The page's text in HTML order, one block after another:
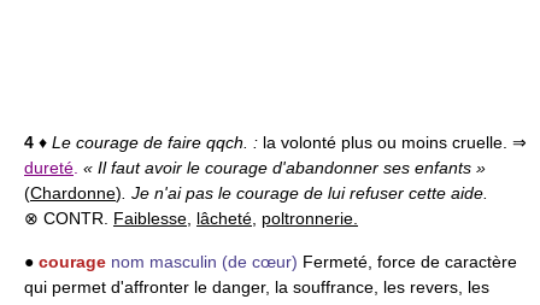
4 ♦ Le courage de faire qqch. : la volonté plus ou moins cruelle. ⇒
dureté « Il faut avoir le courage d'abandonner ses enfants »
(Chardonne) . Je n'ai pas le courage de lui refuser cette aide.
⊗ CONTR. Faiblesse lâcheté poltronnerie.
● courage nom masculin (de cœur) Fermeté, force de caractère
qui permet d'affronter le danger, la souffrance, les revers, les